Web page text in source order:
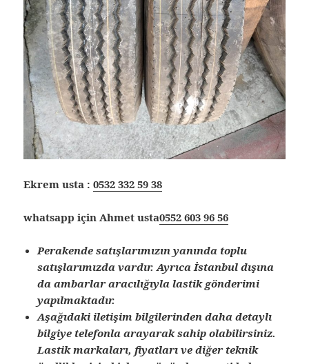
Ekrem usta :0532 332 59 38
whatsapp için Ahmet usta0552 603 96 56
Perakende satışlarımızın yanında toplu
satışlarımızda vardır. Ayrıca İstanbul dışına
da ambarlar aracılığıyla lastik gönderimi
yapılmaktadır.
Aşağıdaki iletişim bilgilerinden daha detaylı
bilgiye telefonla arayarak sahip olabilirsiniz.
Lastik markaları, fiyatları ve diğer teknik